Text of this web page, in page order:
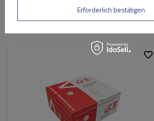
Ähnliche Produkte
Erforderlich bestätigen